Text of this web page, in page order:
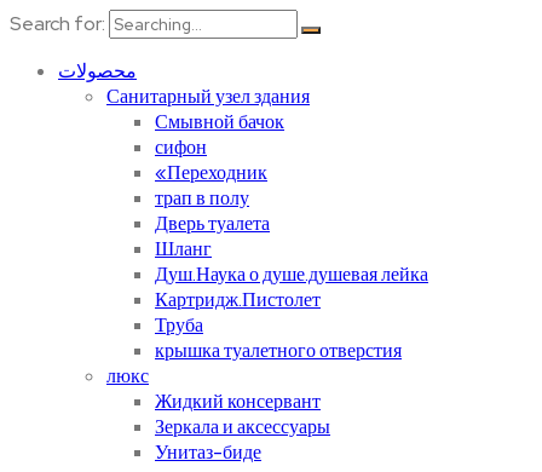
Search for:
محصولات
Санитарный узел здания
Смывной бачок
сифон
«Переходник
трап в полу
Дверь туалета
Шланг
Душ.Наука о душе.душевая лейка
Картридж.Пистолет
Труба
крышка туалетного отверстия
люкс
Жидкий консервант
Зеркала и аксессуары
Унитаз-биде